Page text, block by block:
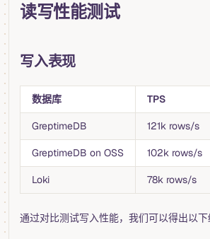
读写性能测试
写入表现
数据库 TPS
GreptimeDB 121k rows/s
GreptimeDB on OSS 102k rows/s
Loki 78k rows/s
通过对比测试写入性能，我们可以得出以下